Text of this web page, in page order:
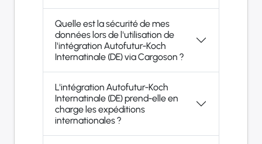
Quelle est la sécurité de mes
données lors de l'utilisation de
l'intégration Autofutur-Koch
Internatinale (DE) via Cargoson ?
L'intégration Autofutur-Koch
Internatinale (DE) prend-elle en
charge les expéditions
internationales ?